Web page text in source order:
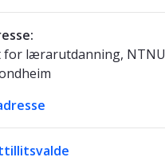
lærarutdanning, NTNU